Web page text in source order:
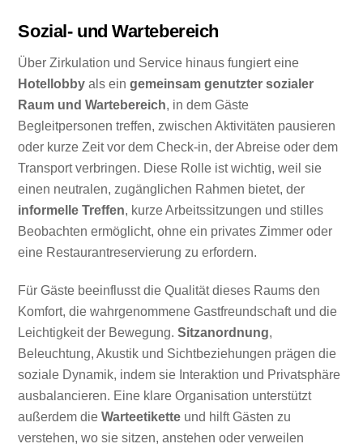
Sozial- und Wartebereich
Über Zirkulation und Service hinaus fungiert eine
Hotellobby als eingemeinsam genutzter sozialer
Raum und Wartebereich, in dem Gäste
Begleitpersonen treffen, zwischen Aktivitäten pausieren
oder kurze Zeit vor dem Check-in, der Abreise oder dem
Transport verbringen. Diese Rolle ist wichtig, weil sie
einen neutralen, zugänglichen Rahmen bietet, der
informelle Treffen, kurze Arbeitssitzungen und stilles
Beobachten ermöglicht, ohne ein privates Zimmer oder
eine Restaurantreservierung zu erfordern.
Für Gäste beeinflusst die Qualität dieses Raums den
Komfort, die wahrgenommene Gastfreundschaft und die
Leichtigkeit der Bewegung.Sitzanordnung,
Beleuchtung, Akustik und Sichtbeziehungen prägen die
soziale Dynamik, indem sie Interaktion und Privatsphäre
ausbalancieren. Eine klare Organisation unterstützt
außerdem dieWarteetikette und hilft Gästen zu
verstehen, wo sie sitzen, anstehen oder verweilen